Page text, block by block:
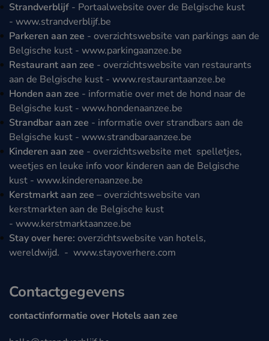
Strandverblijf - Portaalwebsite over de Belgische kust
- www.strandverblijf.be
Parkeren aan zee - overzichtswebsite van parkings aan de
Belgische kust - www.parkingaanzee.be
Restaurant aan zee - overzichtswebsite van restaurants
aan de Belgische kust - www.restaurantaanzee.be
Honden aan zee - informatie over met de hond naar de
Belgische kust - www.hondenaanzee.be
Strandbar aan zee - informatie over strandbars aan de
Belgische kust - www.strandbaraanzee.be
Kinderen aan zee - overzichtswebsite met spelletjes,
weetjes en leuke info voor kinderen aan de Belgische
kust - www.kinderenaanzee.be
Kerstmarkt aan zee – overzichtswebsite van
kerstmarkten aan de Belgische kust
- www.kerstmarktaanzee.be
Stay over here: overzichtswebsite van hotels,
wereldwijd. - www.stayoverhere.com
Contactgegevens
contactinformatie over Hotels aan zee